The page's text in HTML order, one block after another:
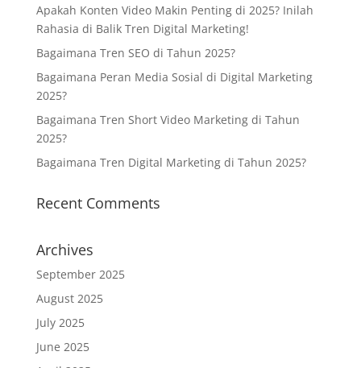
Apakah Konten Video Makin Penting di 2025? Inilah
Rahasia di Balik Tren Digital Marketing!
Bagaimana Tren SEO di Tahun 2025?
Bagaimana Peran Media Sosial di Digital Marketing
2025?
Bagaimana Tren Short Video Marketing di Tahun
2025?
Bagaimana Tren Digital Marketing di Tahun 2025?
Recent Comments
Archives
September 2025
August 2025
July 2025
June 2025